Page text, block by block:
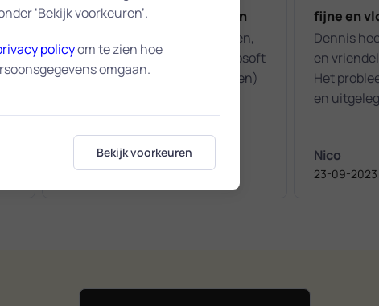
Vriendelijk en goed geholpen
Jeroen heeft mij prima geholpen,
maar door een storing bij Microsoft
(waar Jeroen niets aan kon doen)
04-05-2025
fijne en
Dennis
en
Het
en
Nico
23-09-2023
‘Bekijk voorkeuren’.
policyom te zien hoe
omgaan.
Bekijk voorkeuren